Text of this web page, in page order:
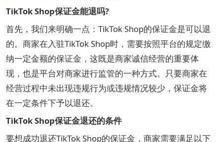
TikTok Shop保证金能退吗?
首先，我们来明确一点：TikTok Shop的保证金是可以退
的。商家在入驻TikTok Shop时，需要按照平台的规定缴
纳一定金额的保证金，这既是商家诚信经营的重要体
现，也是平台对商家进行监管的一种方式。只要商家在
经营过程中未出现违规行为或违规情况较少，保证金将
在一定条件下予以退还。
TikTok Shop保证金退还的条件
要想成功退还TikTok Shop的保证金，商家需要满足以下